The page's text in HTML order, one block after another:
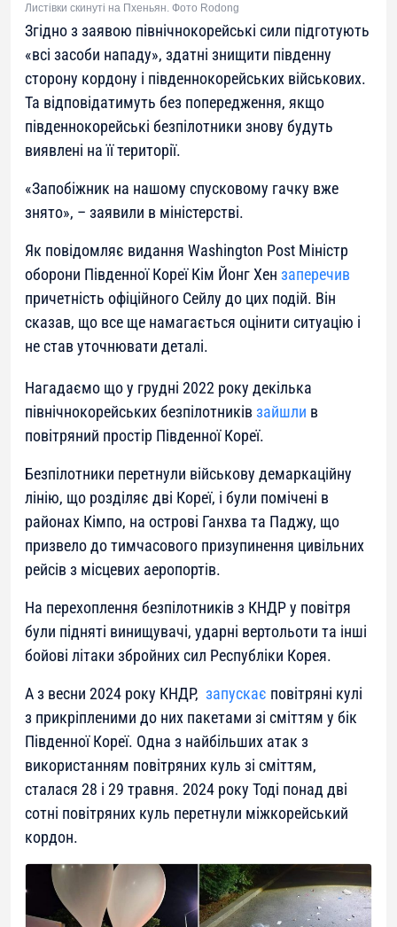
Листівки скинуті на Пхеньян. Фото Rodong
Згідно з заявою північнокорейські сили підготують
«всі засоби нападу», здатні знищити південну
сторону кордону і південнокорейських військових.
Та відповідатимуть без попередження, якщо
південнокорейські безпілотники знову будуть
виявлені на її території.
«Запобіжник на нашому спусковому гачку вже
знято», – заявили в міністерстві.
Як повідомляє видання Washington Post Міністр
оборони Південної Кореї Кім Йонг Хен заперечив
причетність офіційного Сейлу до цих подій. Він
сказав, що все ще намагається оцінити ситуацію і
не став уточнювати деталі.
Нагадаємо що у грудні 2022 року декілька
північнокорейських безпілотників зайшли в
повітряний простір Південної Кореї.
Безпілотники перетнули військову демаркаційну
лінію, що розділяє дві Кореї, і були помічені в
районах Кімпо, на острові Ганхва та Паджу, що
призвело до тимчасового призупинення цивільних
рейсів з місцевих аеропортів.
На перехоплення безпілотників з КНДР у повітря
були підняті винищувачі, ударні вертольоти та інші
бойові літаки збройних сил Республіки Корея.
А з весни 2024 року КНДР, запускає повітряні кулі
з прикріпленими до них пакетами зі сміттям у бік
Південної Кореї. Одна з найбільших атак з
використанням повітряних куль зі сміттям,
сталася 28 і 29 травня. 2024 року Тоді понад дві
сотні повітряних куль перетнули міжкорейський
кордон.